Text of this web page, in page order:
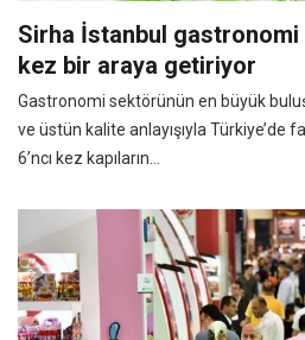
Sirha İstanbul gastronomi
kez bir araya getiriyor
Gastronomi sektörünün en büyük
ve üstün kalite anlayışıyla Türkiye’de
6’ncı kez kapıların...